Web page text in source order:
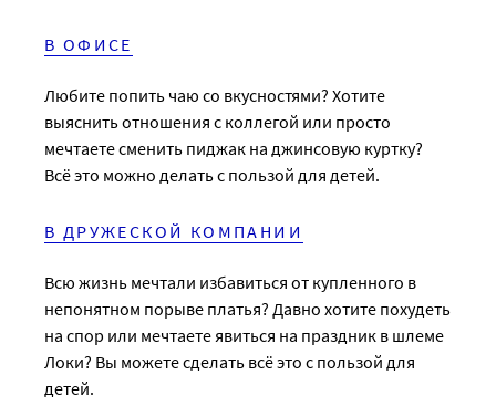
В ОФИСЕ
Любите попить чаю со вкусностями? Хотите
выяснить отношения с коллегой или просто
мечтаете сменить пиджак на джинсовую куртку?
Всё это можно делать с пользой для детей.
В ДРУЖЕСКОЙ КОМПАНИИ
Всю жизнь мечтали избавиться от купленного в
непонятном порыве платья? Давно хотите похудеть
на спор или мечтаете явиться на праздник в шлеме
Локи? Вы можете сделать всё это с пользой для
детей.